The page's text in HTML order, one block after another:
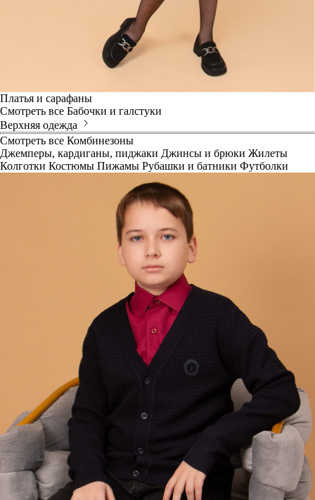
Платья и сарафаны
Смотреть все Бабочки и галстуки
Верхняя одежда
Смотреть все Комбинезоны
Джемперы, кардиганы, пиджаки Джинсы и брюки Жилеты
Колготки Костюмы Пижамы Рубашки и батники Футболки